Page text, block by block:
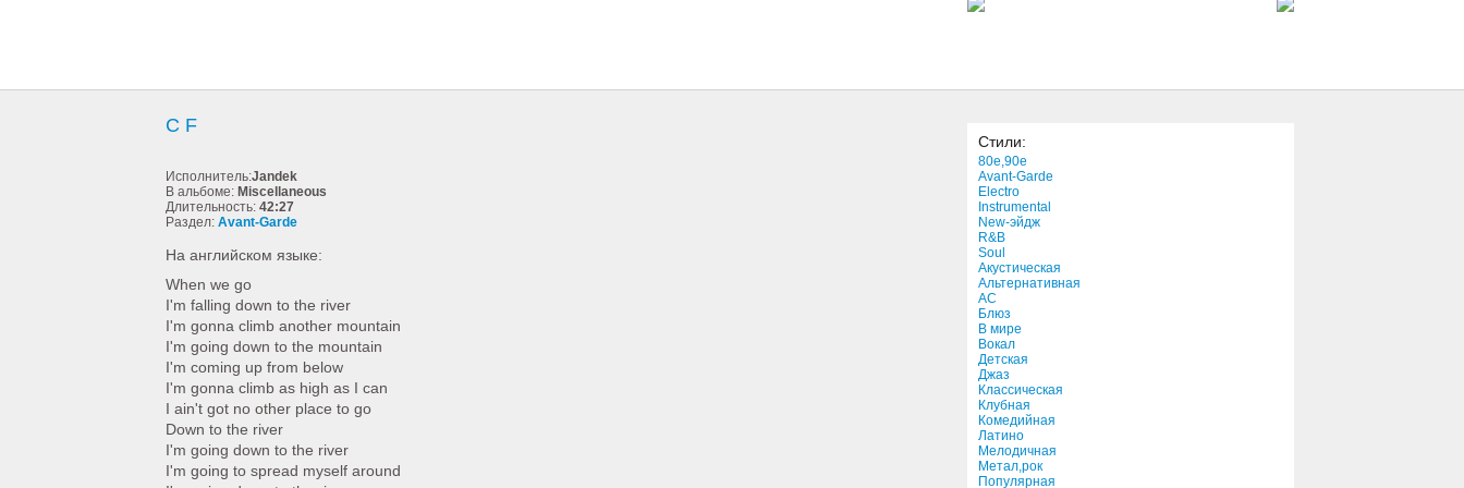
2:50
C F
Исполнитель:Jandek
В альбоме: Miscellaneous
Длительность: 42:27
Раздел: Avant-Garde
На английском языке:
When we go
I'm falling down to the river
I'm gonna climb another mountain
I'm going down to the mountain
I'm coming up from below
I'm gonna climb as high as I can
I ain't got no other place to go
Down to the river
I'm going down to the river
I'm going to spread myself around
Стили:
80e,90e
Avant-Garde
Electro
Instrumental
New-эйдж
R&B
Soul
Акустическая
Альтернативная
АС
Блюз
В мире
Вокал
Детская
Джаз
Классическая
Клубная
Комедийная
Латино
Мелодичная
Метал,рок
Популярная